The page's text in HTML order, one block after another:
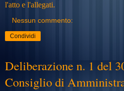
l'atto e l'allegati.
Nessun commento:
Condividi
Deliberazione n. 1 del
Consiglio di